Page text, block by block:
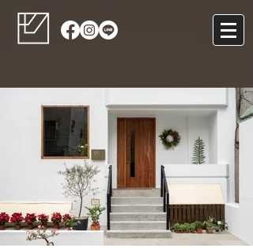
FIRNS
フランス料理店